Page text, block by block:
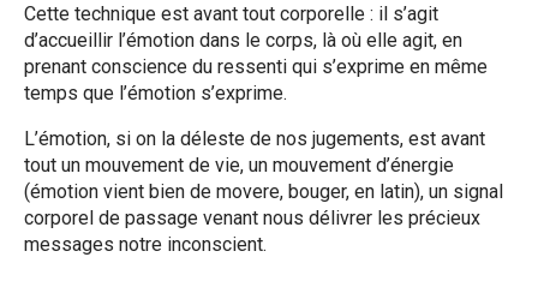
Cette technique est avant tout corporelle : il s’agit
d’accueillir l’émotion dans le corps, là où elle agit, en
prenant conscience du ressenti qui s’exprime en même
temps que l’émotion s’exprime.
L’émotion, si on la déleste de nos jugements, est avant
tout un mouvement de vie, un mouvement d’énergie
(émotion vient bien de movere, bouger, en latin), un signal
corporel de passage venant nous délivrer les précieux
messages notre inconscient.